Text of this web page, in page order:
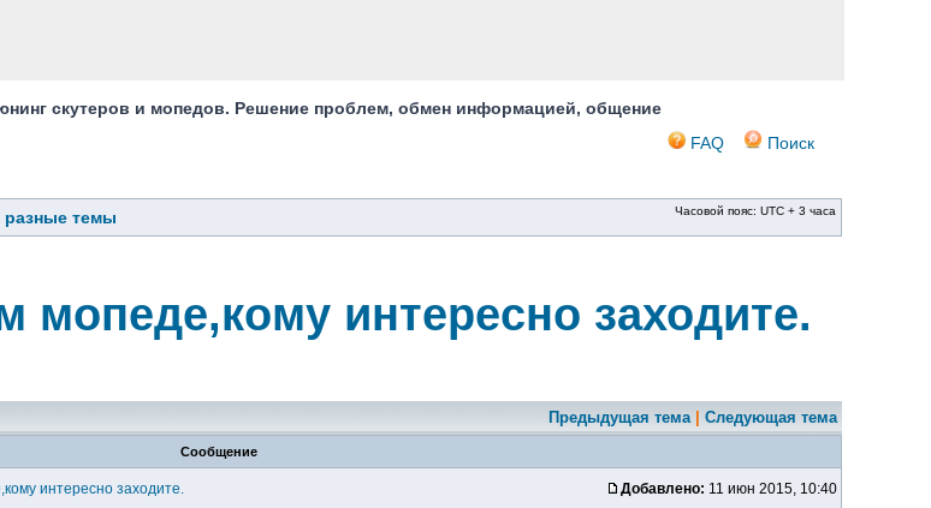
скутеров и мопедов. Решение проблем, обмен информацией, общение
FAQ Поиск
темы Часовой пояс: UTC + 3 часа
интересно заходите.
Предыдущая тема| Следующая тема
Сообщение
интересно заходите. Добавлено: 11 июн 2015, 10:40